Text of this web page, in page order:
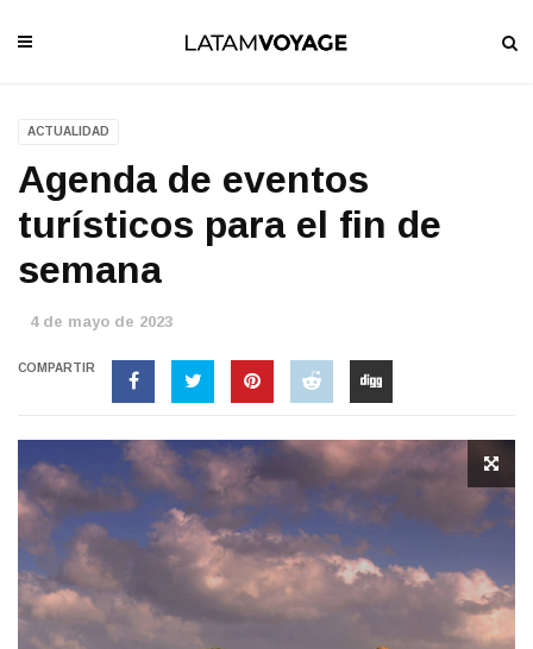
ACTUALIDAD
Agenda de eventos
turísticos para el fin de
semana
4 de mayo de 2023
COMPARTIR